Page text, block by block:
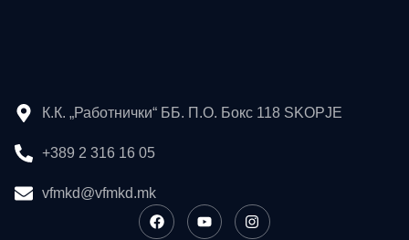
К.К. „Работнички“ ББ. П.О. Бокс 118 SKOPJE
+389 2 316 16 05
vfmkd@vfmkd.mk